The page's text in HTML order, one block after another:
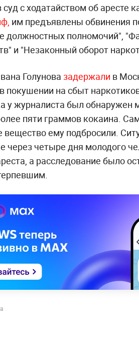
суд с ходатайством об аресте
им предъявлены обвинения
должностных полномочий",
и "Незаконный оборот
Голунова задержали в
покушении на сбыт
у журналиста был обнаружен
пяти граммов кокаина.
вещество ему подбросили.
через четыре дня молодого
а расследование было